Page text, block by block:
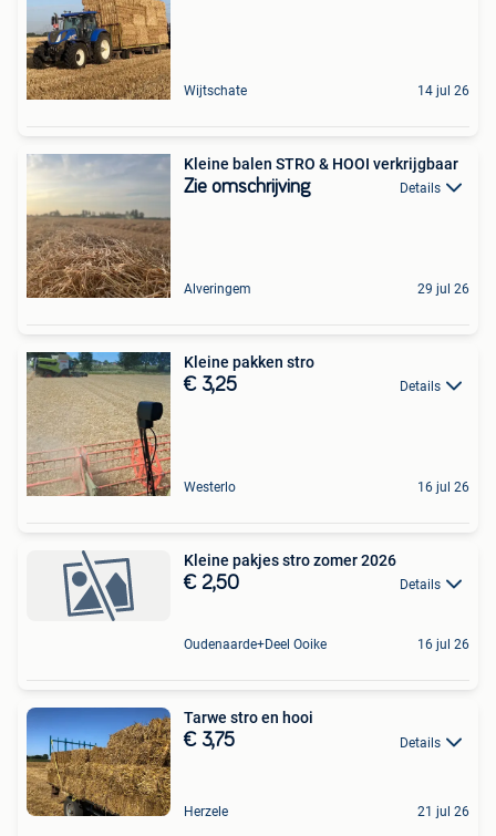
Wijtschate 14 jul 26
Kleine balen STRO & HOOI verkrijgbaar
Zie omschrijving Details
Alveringem 29 jul 26
Kleine pakken stro
€ 3,25 Details
Westerlo 16 jul 26
Kleine pakjes stro zomer 2026
€ 2,50 Details
Oudenaarde+Deel Ooike 16 jul 26
Tarwe stro en hooi
€ 3,75 Details
Herzele 21 jul 26